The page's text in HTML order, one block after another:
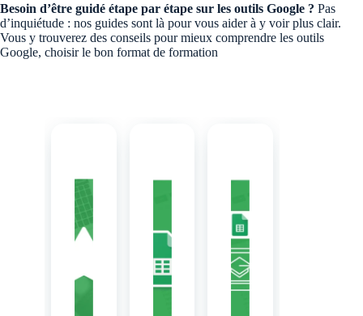
Besoin d’être guidé étape par étape sur les outils Google ? Pas
d’inquiétude : nos guides sont là pour vous aider à y voir plus clair.
Vous y trouverez des conseils pour mieux comprendre les outils
Google, choisir le bon format de formation